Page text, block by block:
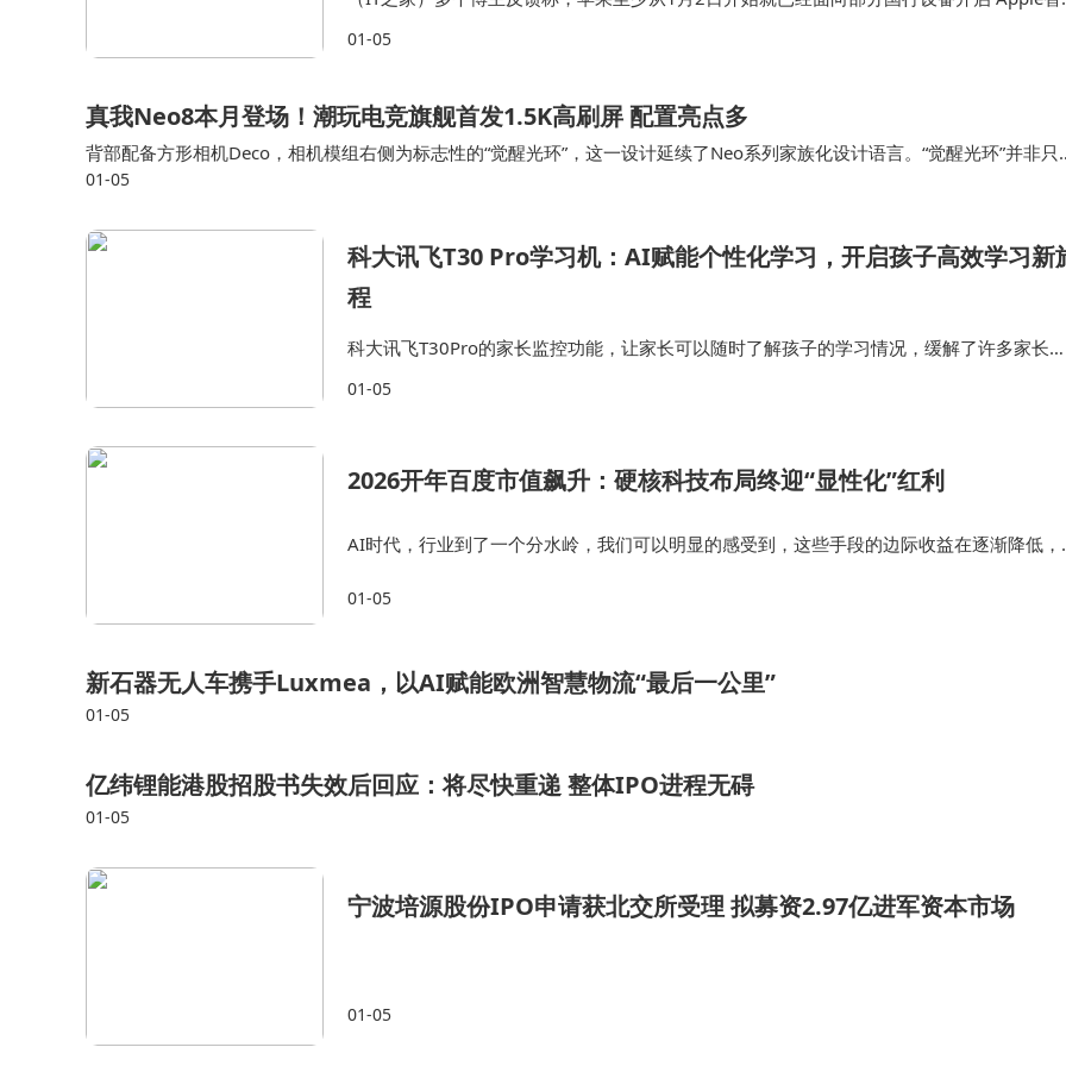
与Siri”灰度测试，拥有测试资格的用户可通过设置进行查看。广汽集团2025年9月30日发布公
01-05
真我Neo8本月登场！潮玩电竞旗舰首发1.5K高刷屏 配置亮点多
背部配备方形相机Deco，相机模组右侧为标志性的“觉醒光环”，这一设计延续了Neo系列家族化设计语言。“觉醒光环”并非只
一个装饰，当手机来电或收到通知时，它会呈现由亮到暗的动态变化，这种独特的设计进一步提升…
01-05
科大讯飞T30 Pro学习机：AI赋能个性化学习，开启孩子高效学习新
程
科大讯飞T30Pro的家长监控功能，让家长可以随时了解孩子的学习情况，缓解了许多家长的
焦虑感。通过科技的力量，它帮助孩子们在学习中找到乐趣，提升效率，真正做到了为每个孩
01-05
2026开年百度市值飙升：硬核科技布局终迎“显性化”红利
AI时代，行业到了一个分水岭，我们可以明显的感受到，这些手段的边际收益在逐渐降低，
城河。 比如百度在移动互联网时代，技术…
01-05
新石器无人车携手Luxmea，以AI赋能欧洲智慧物流“最后一公里”
01-05
亿纬锂能港股招股书失效后回应：将尽快重递 整体IPO进程无碍
01-05
宁波培源股份IPO申请获北交所受理 拟募资2.97亿进军资本市场
01-05